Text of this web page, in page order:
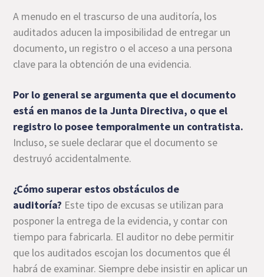
A menudo en el trascurso de una auditoría, los
auditados aducen la imposibilidad de entregar un
documento, un registro o el acceso a una persona
clave para la obtención de una evidencia.
Por lo general se argumenta que el documento
está en manos de la Junta Directiva, o que el
registro lo posee temporalmente un contratista.
Incluso, se suele declarar que el documento se
destruyó accidentalmente.
¿Cómo superar estos obstáculos de
auditoría? Este tipo de excusas se utilizan para
posponer la entrega de la evidencia, y contar con
tiempo para fabricarla. El auditor no debe permitir
que los auditados escojan los documentos que él
habrá de examinar. Siempre debe insistir en aplicar un